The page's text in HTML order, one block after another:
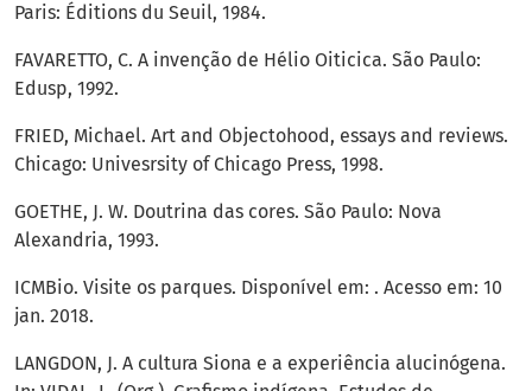
Paris: Éditions du Seuil, 1984.
FAVARETTO, C. A invenção de Hélio Oiticica. São Paulo:
Edusp, 1992.
FRIED, Michael. Art and Objectohood, essays and reviews.
Chicago: Univesrsity of Chicago Press, 1998.
GOETHE, J. W. Doutrina das cores. São Paulo: Nova
Alexandria, 1993.
ICMBio. Visite os parques. Disponível em: . Acesso em: 10
jan. 2018.
LANGDON, J. A cultura Siona e a experiência alucinógena.